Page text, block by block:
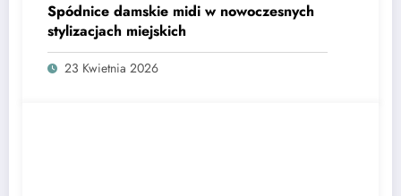
Spódnice damskie midi w nowoczesnych
stylizacjach miejskich
23 Kwietnia 2026